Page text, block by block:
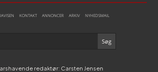
KONTAKT ANNONCER ARKIV NYHEDSMAIL
redaktør: Carsten Jensen